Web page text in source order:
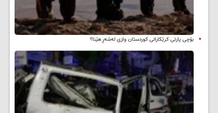
بۆچی پارتی کرێکارانی کوردستان وازی لەشەڕ هێنا؟